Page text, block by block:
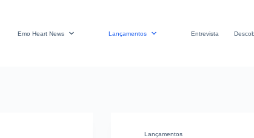
Emo Heart News
Lançamentos Entrevista
Lançamentos